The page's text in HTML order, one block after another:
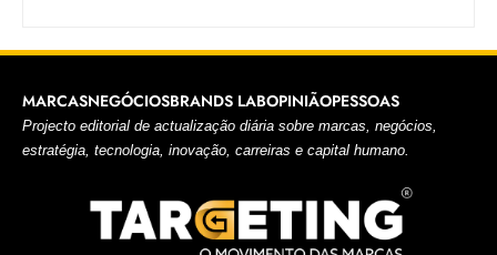
MARCASNEGÓCIOSBRANDS LABOPINIÃOPESSOAS
Projecto editorial de actualização diária sobre marcas, negócios,
estratégia, tecnologia, inovação, carreiras e capital humano.